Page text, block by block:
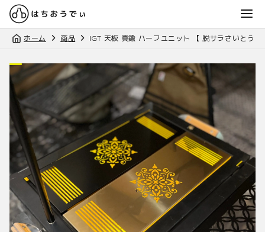
ホーム 商品 IGT 天板 真鍮 ハーフユニット 【 脱サラさいとう